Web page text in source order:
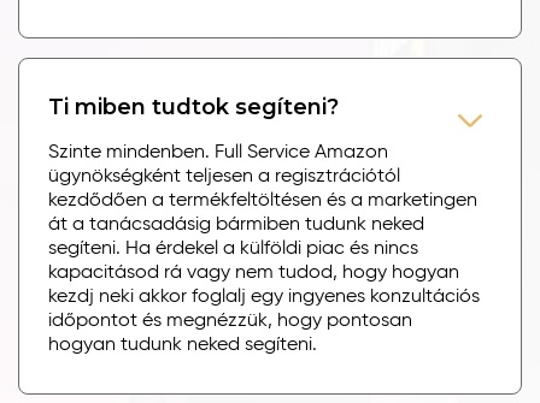
Ti miben tudtok segíteni?
Szinte mindenben. Full Service Amazon
ügynökségként teljesen a regisztrációtól
kezdődően a termékfeltöltésen és a marketingen
át a tanácsadásig bármiben tudunk neked
segíteni. Ha érdekel a külföldi piac és nincs
kapacitásod rá vagy nem tudod, hogy hogyan
kezdj neki akkor foglalj egy ingyenes konzultációs
időpontot és megnézzük, hogy pontosan
hogyan tudunk neked segíteni.